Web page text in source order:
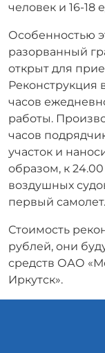
человек и 16-18
Особенностью
разорванный
открыт для
Реконструкция
часов
работы.
часов
участок и
образом, к
воздушных
первый самолет.
Стоимость
рублей, они
средств ОАО
Иркутск».